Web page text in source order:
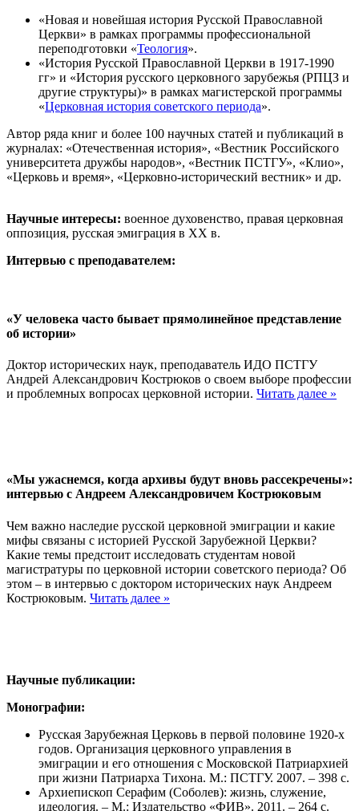
«Новая и новейшая история Русской Православной
Церкви» в рамках программы профессиональной
переподготовки «Теология».
«История Русской Православной Церкви в 1917-1990
гг» и «История русского церковного зарубежья (РПЦЗ и
другие структуры)» в рамках магистерской программы
«Церковная история советского периода».
Автор ряда книг и более 100 научных статей и публикаций в
журналах: «Отечественная история», «Вестник Российского
университета дружбы народов», «Вестник ПСТГУ», «Клио»,
«Церковь и время», «Церковно-исторический вестник» и др.
Научные интересы: военное духовенство, правая церковная
оппозиция, русская эмиграция в ХХ в.
Интервью с преподавателем:
«У человека часто бывает прямолинейное представление
об истории»
Доктор исторических наук, преподаватель ИДО ПСТГУ
Андрей Александрович Кострюков о своем выборе профессии
и проблемных вопросах церковной истории. Читать далее »
«Мы ужаснемся, когда архивы будут вновь рассекречены»:
интервью с Андреем Александровичем Кострюковым
Чем важно наследие русской церковной эмиграции и какие
мифы связаны с историей Русской Зарубежной Церкви?
Какие темы предстоит исследовать студентам новой
магистратуры по церковной истории советского периода? Об
этом – в интервью с доктором исторических наук Андреем
Кострюковым. Читать далее »
Научные публикации:
Монографии:
Русская Зарубежная Церковь в первой половине 1920-х
годов. Организация церковного управления в
эмиграции и его отношения с Московской Патриархией
при жизни Патриарха Тихона. М.: ПСТГУ. 2007. – 398 с.
Архиепископ Серафим (Соболев): жизнь, служение,
идеология. – М.: Издательство «ФИВ». 2011. – 264 с.